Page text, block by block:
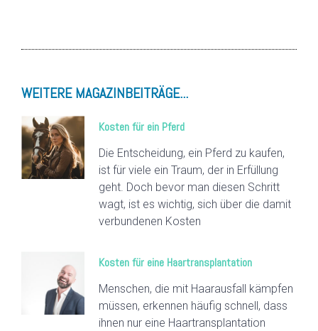
WEITERE MAGAZINBEITRÄGE...
Kosten für ein Pferd
Die Entscheidung, ein Pferd zu kaufen,
ist für viele ein Traum, der in Erfüllung
geht. Doch bevor man diesen Schritt
wagt, ist es wichtig, sich über die damit
verbundenen Kosten
Kosten für eine Haartransplantation
Menschen, die mit Haarausfall kämpfen
müssen, erkennen häufig schnell, dass
ihnen nur eine Haartransplantation